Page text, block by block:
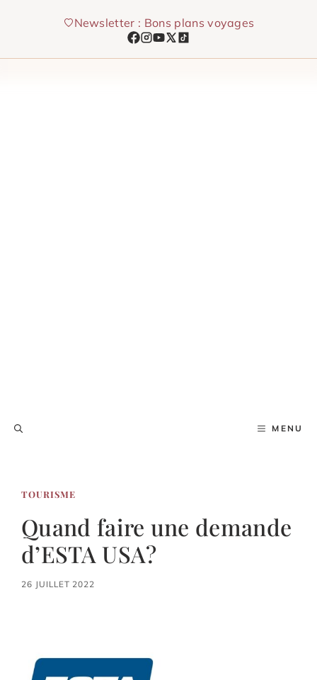
Newsletter : Bons plans voyages
MENU
TOURISME
Quand faire une demande
d’ESTA USA?
26 JUILLET 2022